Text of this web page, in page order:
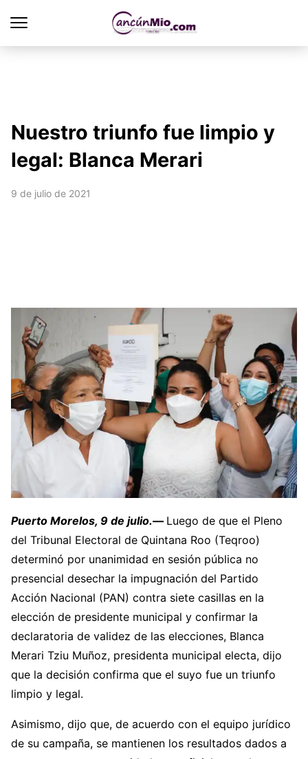
Nuestro triunfo fue limpio y
legal: Blanca Merari
9 de julio de 2021
Puerto Morelos, 9 de julio.— Luego de que el Pleno
del Tribunal Electoral de Quintana Roo (Teqroo)
determinó por unanimidad en sesión pública no
presencial desechar la impugnación del Partido
Acción Nacional (PAN) contra siete casillas en la
elección de presidente municipal y confirmar la
declaratoria de validez de las elecciones, Blanca
Merari Tziu Muñoz, presidenta municipal electa, dijo
que la decisión confirma que el suyo fue un triunfo
limpio y legal.
Asimismo, dijo que, de acuerdo con el equipo jurídico
de su campaña, se mantienen los resultados dados a